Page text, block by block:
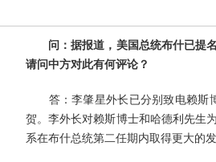
问：据报道，美国总统布什已提
请问中方对此有何评论？
答：李肇星外长已分别致电赖斯
贺。李外长对赖斯博士和哈德利先生
系在布什总统第二任期内取得更大的发